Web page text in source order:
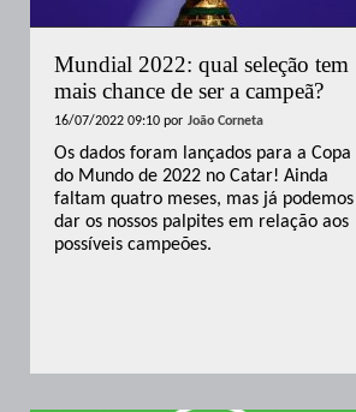
Mundial 2022: qual seleção tem
mais chance de ser a campeã?
16/07/2022 09:10 por João Corneta
Os dados foram lançados para a Copa
do Mundo de 2022 no Catar! Ainda
faltam quatro meses, mas já podemos
dar os nossos palpites em relação aos
possíveis campeões.